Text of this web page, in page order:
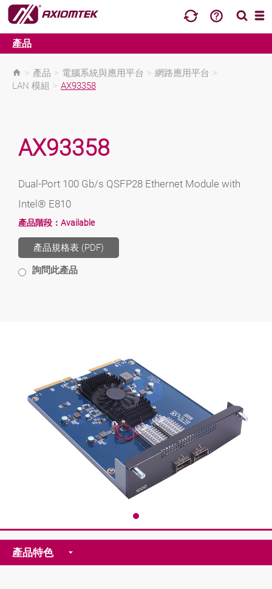
產品
> 產品 > 電腦系統與應用平台 > 網路應用平台 >
LAN 模組 > AX93358
AX93358
Dual-Port 100 Gb/s QSFP28 Ethernet Module with
Intel® E810
產品階段： Available
產品規格表 (PDF)
詢問此產品
產品特色